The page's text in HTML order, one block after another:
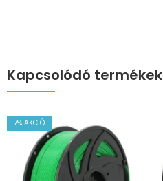
Kapcsolódó termékek
7% AKCIÓ